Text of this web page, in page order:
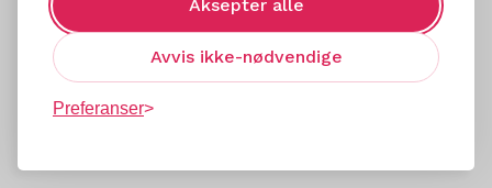
Aksepter alle
Avvis ikke-nødvendige
Preferanser